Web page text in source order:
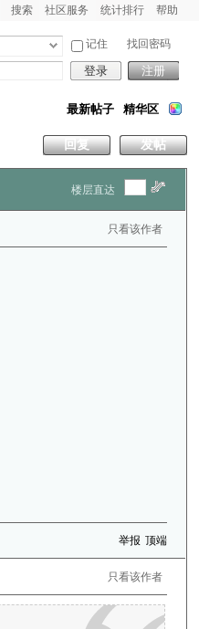
搜索 社区服务 统计排行 帮助
记住 找回密码
登录 注册
最新帖子 精华区
发帖
回复
楼层直达
只看该作者
举报 顶端
只看该作者